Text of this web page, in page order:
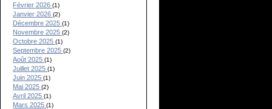
Février 2026(1)
Janvier 2026(2)
Décembre 2025(1)
Novembre 2025(2)
Octobre 2025(1)
Septembre 2025(2)
Août 2025(1)
Juillet 2025(1)
Juin 2025(1)
Mai 2025(2)
Avril 2025(1)
Mars 2025(1)